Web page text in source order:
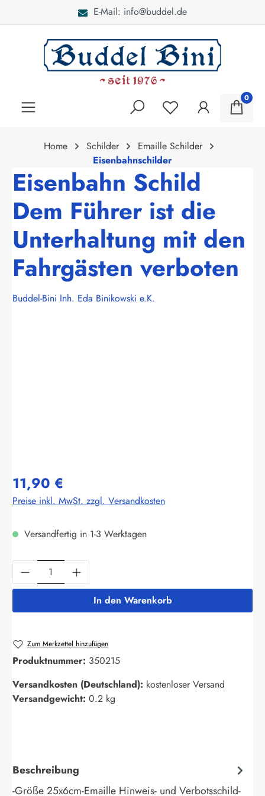
E-Mail: info@buddel.de
0
Home Schilder
Emaille Schilder
Eisenbahnschilder
Eisenbahn Schild
Dem Führer ist die
Unterhaltung mit den
Fahrgästen verboten
Buddel-Bini Inh. Eda Binikowski e.K.
11,90 €
Preise inkl. MwSt. zzgl. Versandkosten
Versandfertig in 1-3 Werktagen
Produkt Anzahl: Gib den gewünschten
In den Warenkorb
Zum Merkzettel hinzufügen
Produktnummer: 350215
Versandkosten (Deutschland): kostenloser Versand
Versandgewicht: 0.2 kg
Beschreibung
-Größe 25x6cm-Emaille Hinweis- und Verbotsschild-